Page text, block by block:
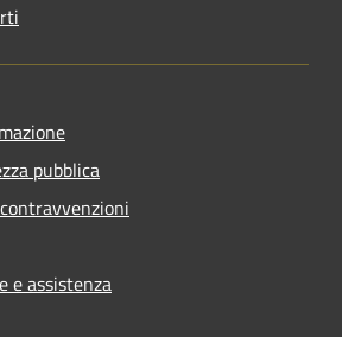
pubblica
e assistenza